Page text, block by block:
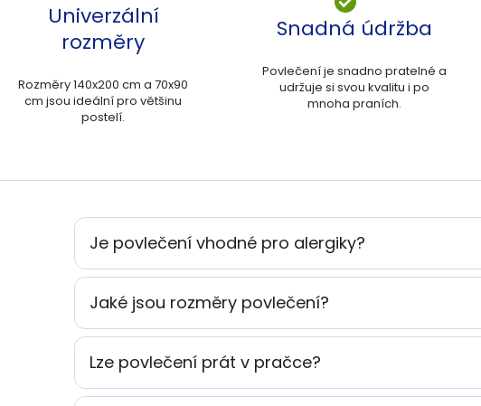
Univerzální
rozměry
Rozměry 140x200 cm a 70x90
cm jsou ideální pro většinu
postelí.
Snadná údržba
Povlečení je snadno pratelné a
udržuje si svou kvalitu i po
mnoha praních.
Je povlečení vhodné pro alergiky?
Jaké jsou rozměry povlečení?
Lze povlečení prát v pračce?